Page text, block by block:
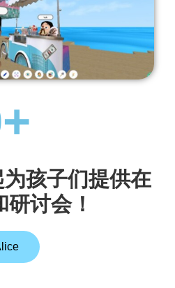
+
孩子们提供在
讨会！